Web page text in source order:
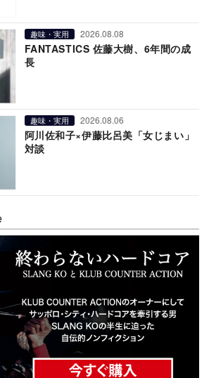
趣味・実用 2026.08.08
FANTASTICS 佐藤大樹、6年間の成
長
趣味・実用 2026.08.06
阿川佐和子×伊藤比呂美「女じまい」
対談